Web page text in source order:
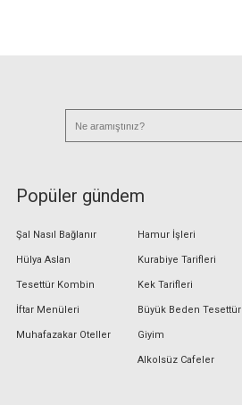
Popüler gündem
Şal Nasıl Bağlanır
Hülya Aslan
Tesettür Kombin
İftar Menüleri
Muhafazakar Oteller
Hamur İşleri
Kurabiye Tarifleri
Kek Tarifleri
Büyük Beden Tesettür
Giyim
Alkolsüz Cafeler